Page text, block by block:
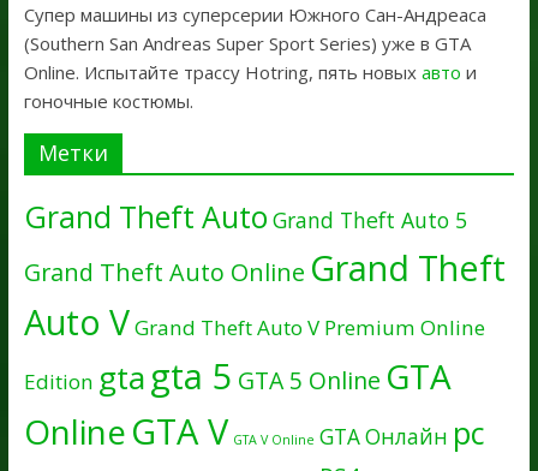
Супер машины из суперсерии Южного Сан-Андреаса
(Southern San Andreas Super Sport Series) уже в GTA
Online. Испытайте трассу Hotring, пять новых авто и
гоночные костюмы.
Метки
Grand Theft Auto Grand Theft Auto 5
Grand Theft Auto Online Grand Theft
Auto VGrand Theft Auto V Premium Online
Edition gtagta 5 GTA 5 Online GTA
OnlineGTA V GTA V Online GTA Онлайн pc